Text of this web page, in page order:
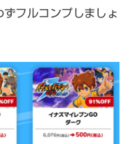
フルコンプしましょ